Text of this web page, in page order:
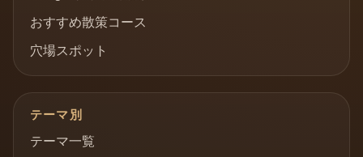
おすすめ散策コース
穴場スポット
テーマ別
テーマ一覧